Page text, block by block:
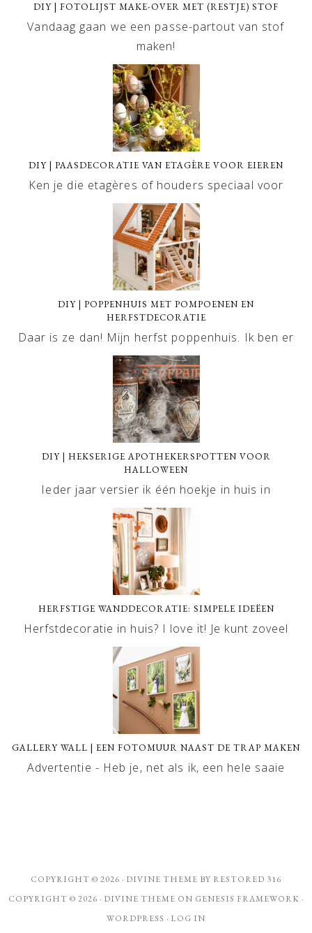
DIY | FOTOLIJST MAKE-OVER MET (RESTJE) STOF
Vandaag gaan we een passe-partout van stof
maken!
DIY | PAASDECORATIE VAN ETAGÈRE VOOR EIEREN
Ken je die etagères of houders speciaal voor
DIY | POPPENHUIS MET POMPOENEN EN
HERFSTDECORATIE
Daar is ze dan! Mijn herfst poppenhuis. Ik ben er
DIY | HEKSERIGE APOTHEKERSPOTTEN VOOR
HALLOWEEN
Ieder jaar versier ik één hoekje in huis in
HERFSTIGE WANDDECORATIE: SIMPELE IDEËEN
Herfstdecoratie in huis? I love it! Je kunt zoveel
GALLERY WALL | EEN FOTOMUUR NAAST DE TRAP MAKEN
Advertentie - Heb je, net als ik, een hele saaie
COPYRIGHT © 2026 · DIVINE THEME BY RESTORED 316
COPYRIGHT © 2026 · DIVINE THEME ON GENESIS FRAMEWORK ·
WORDPRESS · LOG IN